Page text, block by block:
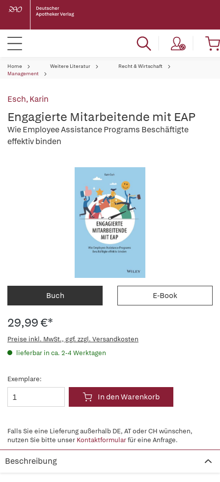
Home Weitere Literatur
Recht & Wirtschaft
Management
Esch, Karin
Engagierte Mitarbeitende mit EAP
Wie Employee Assistance Programs Beschäftigte
effektiv binden
Buch E-Book
29,99 €*
Preise inkl. MwSt., ggf. zzgl. Versandkosten
lieferbar in ca. 2-4 Werktagen
Exemplare:
In den Warenkorb
Falls Sie eine Lieferung außerhalb DE, AT oder CH wünschen,
nutzen Sie bitte unser Kontaktformularfür eine Anfrage.
Beschreibung